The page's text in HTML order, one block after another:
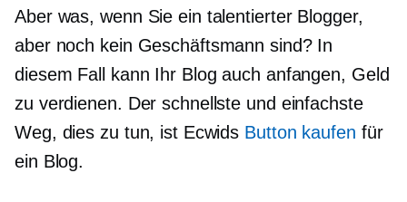
Aber was, wenn Sie ein talentierter Blogger,
aber noch kein Geschäftsmann sind? In
diesem Fall kann Ihr Blog auch anfangen, Geld
zu verdienen. Der schnellste und einfachste
Weg, dies zu tun, ist Ecwids Button kaufen für
ein Blog.